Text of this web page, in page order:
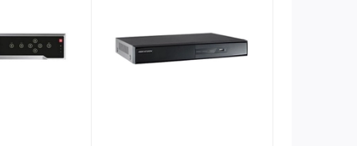
thể nhìn thấy là mối nguy hiểm thực sự. Camera